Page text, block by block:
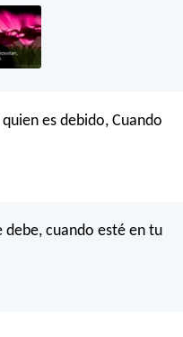
es debido, Cuando
debe, cuando esté en tu